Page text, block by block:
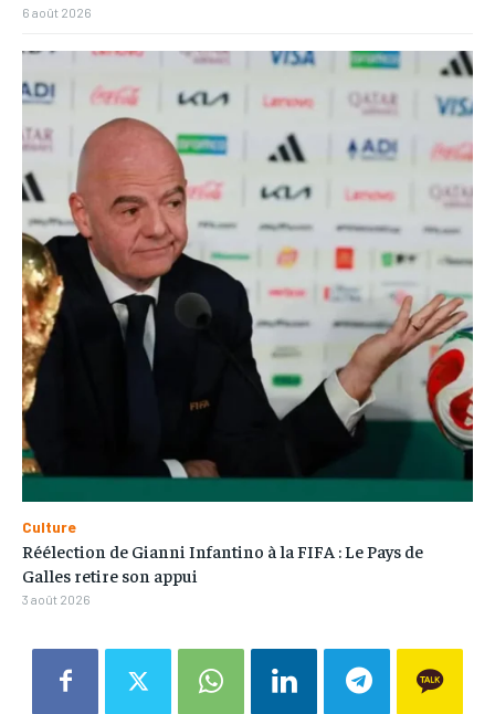
6 août 2026
Culture
Réélection de Gianni Infantino à la FIFA : Le Pays de
Galles retire son appui
3 août 2026